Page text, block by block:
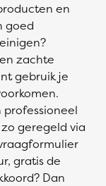
en
goed
zachte
gebruik je
geregeld via
gratis de
Dan